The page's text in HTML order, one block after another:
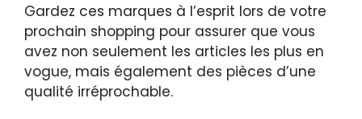
Gardez ces marques à l’esprit lors de votre
prochain shopping pour assurer que vous
avez non seulement les articles les plus en
vogue, mais également des pièces d’une
qualité irréprochable.